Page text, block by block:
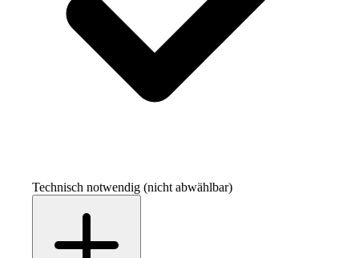
Technisch notwendig (nicht abwählbar)